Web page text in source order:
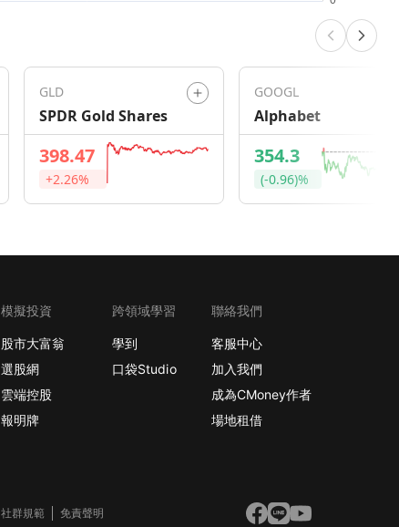
GLD
SPDR Gold Shares
398.47
+2.26%
GOOGL
Alphabet
354.3
(-0.96)%
模擬投資
股市大富翁
選股網
雲端控股
報明牌
跨領域學習
學到
口袋Studio
聯絡我們
客服中心
加入我們
成為CMoney作者
場地租借
社群規範 免責聲明